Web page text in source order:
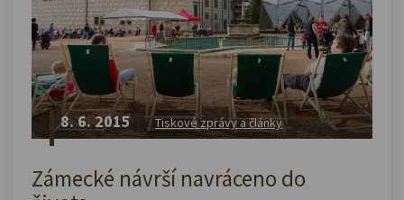
8. 6. 2015 Tiskové zprávy a články
Zámecké návrší navráceno do